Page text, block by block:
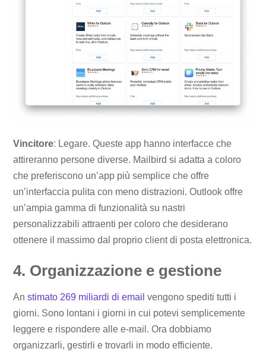
Vincitore: Legare. Queste app hanno interfacce che
attireranno persone diverse. Mailbird si adatta a coloro
che preferiscono un’app più semplice che offre
un’interfaccia pulita con meno distrazioni. Outlook offre
un’ampia gamma di funzionalità su nastri
personalizzabili attraenti per coloro che desiderano
ottenere il massimo dal proprio client di posta elettronica.
4. Organizzazione e gestione
Anstimato 269 miliardi di email vengono spediti tutti i
giorni. Sono lontani i giorni in cui potevi semplicemente
leggere e rispondere alle e-mail. Ora dobbiamo
organizzarli, gestirli e trovarli in modo efficiente.